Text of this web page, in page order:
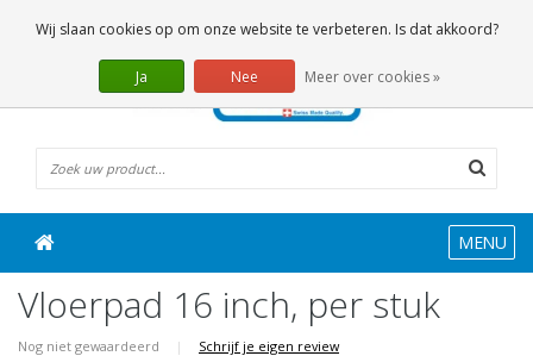
0 Artikelen
MENU
Vloerpad 16 inch, per stuk
Nog niet gewaardeerd | Schrijf je eigen review
Wij slaan cookies op om onze website te verbeteren. Is dat akkoord?
Ja Nee Meer over cookies »